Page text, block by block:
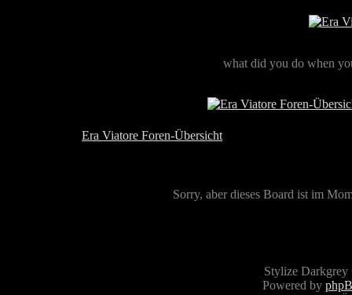
what did you do when
Era Viatore Foren-Übersicht
Sorry, aber dieses Board ist im
Stylize
Powered by